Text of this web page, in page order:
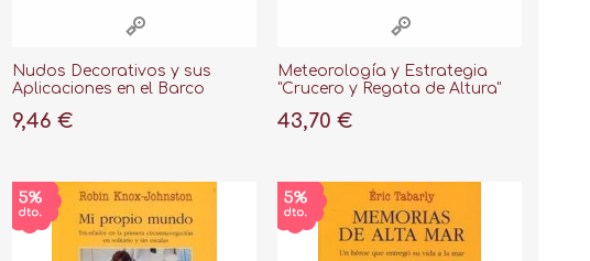
Nudos Decorativos y sus
Aplicaciones en el Barco
9,46 €
Meteorología y Estrategia
"Crucero y Regata de Altura"
43,70 €